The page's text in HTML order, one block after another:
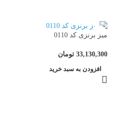
میز برنزی کد 0110
33,130,300 تومان
افزودن به سبد خرید